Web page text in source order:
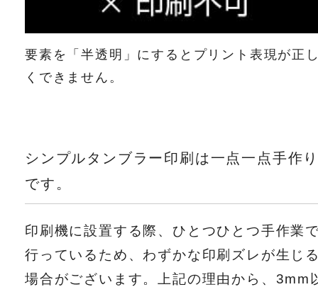
要素を「半透明」にするとプリント表現が正
くできません。
シンプルタンブラー印刷は一点一点手作
です。
印刷機に設置する際、ひとつひとつ手作業
行っているため、わずかな印刷ズレが生じ
場合がございます。上記の理由から、3mm